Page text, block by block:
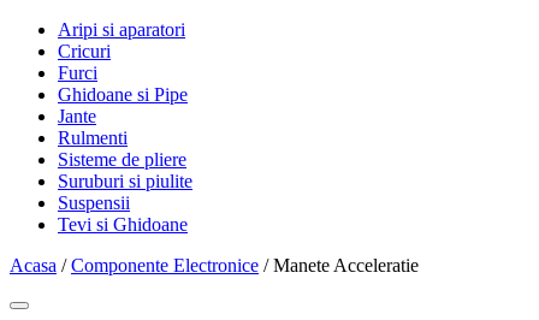
Aripi si aparatori
Cricuri
Furci
Ghidoane si Pipe
Jante
Rulmenti
Sisteme de pliere
Suruburi si piulite
Suspensii
Tevi si Ghidoane
Acasa /Componente Electronice / Manete Acceleratie